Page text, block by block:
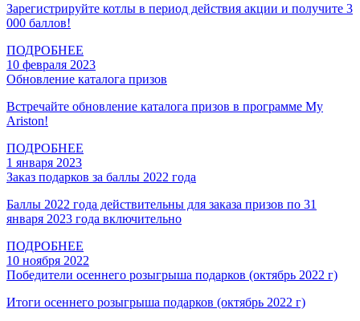
Зарегистрируйте котлы в период действия акции и получите 3
000 баллов!
ПОДРОБНЕЕ
10 февраля 2023
Обновление каталога призов
Встречайте обновление каталога призов в программе My
Ariston!
ПОДРОБНЕЕ
1 января 2023
Заказ подарков за баллы 2022 года
Баллы 2022 года действительны для заказа призов по 31
января 2023 года включительно
ПОДРОБНЕЕ
10 ноября 2022
Победители осеннего розыгрыша подарков (октябрь 2022 г)
Итоги осеннего розыгрыша подарков (октябрь 2022 г)